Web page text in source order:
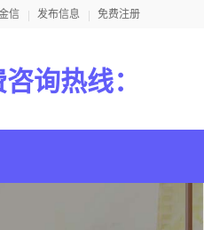
信 发布信息 免费注册
询热线：